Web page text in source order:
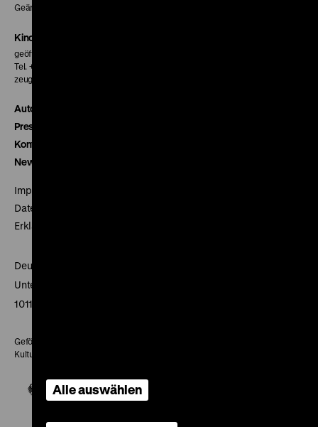
Geänderte Preise sind im Programm vermerkt.
Kinokasse
geöffnet 30 Minuten vor Beginn der ersten Vorstellung
Tel. + 49 30 20304-770
zeughauskino@dhm.de
Autor*innen
Presse
Kontakt
Newsletter
Impressum
Datenschutz
Erklärung digitale Barrierefreiheit
Deutsches Historisches Museum
Unter den Linden 2
10117 Berlin
Gefördert mit Mitteln des Beauftragten der Bundesregierung für
Kultur und Medien
Alle auswählen